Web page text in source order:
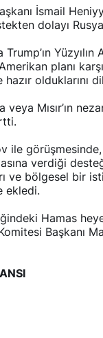
İsmail
dolayı
planı
olduklarını
veya Mısır’ın
ile
verdiği
ve bölgesel bir
ekledi.
Hamas
Başkanı